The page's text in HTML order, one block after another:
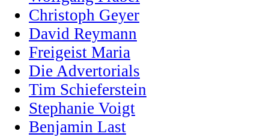
Christoph Geyer
David Reymann
Freigeist Maria
Die Advertorials
Tim Schieferstein
Stephanie Voigt
Benjamin Last